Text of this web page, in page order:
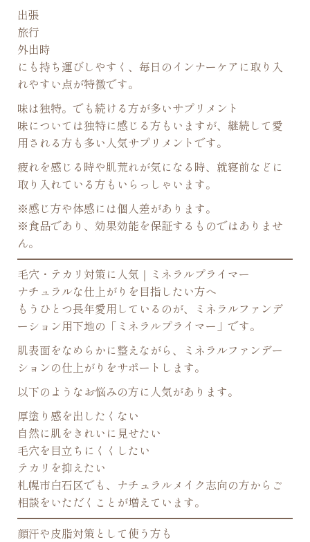
出張
旅行
外出時
にも持ち運びしやすく、毎日のインナーケアに取り入
れやすい点が特徴です。
味は独特。でも続ける方が多いサプリメント
味については独特に感じる方もいますが、継続して愛
用される方も多い人気サプリメントです。
疲れを感じる時や肌荒れが気になる時、就寝前などに
取り入れている方もいらっしゃいます。
※感じ方や体感には個人差があります。
※食品であり、効果効能を保証するものではありませ
ん。
毛穴・テカリ対策に人気｜ミネラルプライマー
ナチュラルな仕上がりを目指したい方へ
もうひとつ長年愛用しているのが、ミネラルファンデ
ーション用下地の「ミネラルプライマー」です。
肌表面をなめらかに整えながら、ミネラルファンデー
ションの仕上がりをサポートします。
以下のようなお悩みの方に人気があります。
厚塗り感を出したくない
自然に肌をきれいに見せたい
毛穴を目立ちにくくしたい
テカリを抑えたい
札幌市白石区でも、ナチュラルメイク志向の方からご
相談をいただくことが増えています。
顔汗や皮脂対策として使う方も